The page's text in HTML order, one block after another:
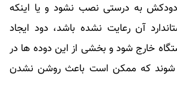
به درستی نصب نشود و یا اینکه
آن رعایت نشده باشد، دود ایجاد
خارج شود و بخشی از این دوده ها در
شوند که ممکن است باعث روشن نشدن